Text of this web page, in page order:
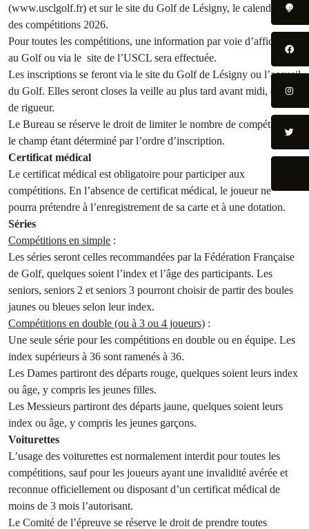
(www.usclgolf.fr) et sur le site du Golf de Lésigny, le calendrier
des compétitions 2026.
Pour toutes les compétitions, une information par voie d’affichage
au Golf ou via le site de l’USCL sera effectuée.
Les inscriptions se feront via le site du Golf de Lésigny ou l’accueil
du Golf. Elles seront closes la veille au plus tard avant midi, délai
de rigueur.
Le Bureau se réserve le droit de limiter le nombre de compétiteurs,
le champ étant déterminé par l’ordre d’inscription.
Certificat médical
Le certificat médical est obligatoire pour participer aux
compétitions. En l’absence de certificat médical, le joueur ne
pourra prétendre à l’enregistrement de sa carte et à une dotation.
Séries
Compétitions en simple :
Les séries seront celles recommandées par la Fédération Française
de Golf, quelques soient l’index et l’âge des participants. Les
seniors, seniors 2 et seniors 3 pourront choisir de partir des boules
jaunes ou bleues selon leur index.
Compétitions en double (ou à 3 ou 4 joueurs) :
Une seule série pour les compétitions en double ou en équipe. Les
index supérieurs à 36 sont ramenés à 36.
Les Dames partiront des départs rouge, quelques soient leurs index
ou âge, y compris les jeunes filles.
Les Messieurs partiront des départs jaune, quelques soient leurs
index ou âge, y compris les jeunes garçons.
Voiturettes
L’usage des voiturettes est normalement interdit pour toutes les
compétitions, sauf pour les joueurs ayant une invalidité avérée et
reconnue officiellement ou disposant d’un certificat médical de
moins de 3 mois l’autorisant.
Le Comité de l’épreuve se réserve le droit de prendre toutes